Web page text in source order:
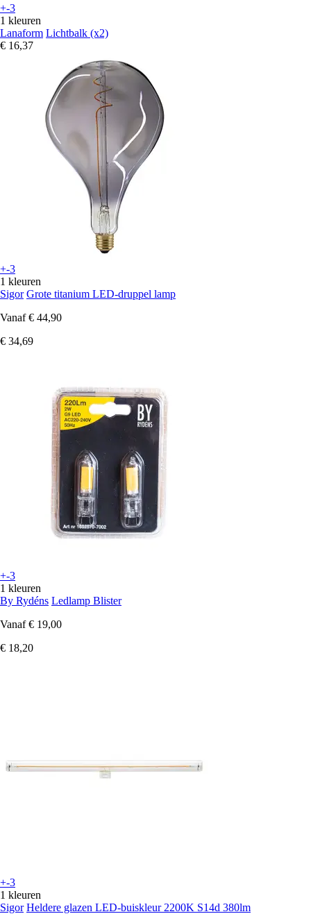
+-3
1 kleuren
Lanaform Lichtbalk (x2)
€ 16,37
+-3
1 kleuren
Sigor Grote titanium LED-druppel lamp
Vanaf € 44,90
€ 34,69
+-3
1 kleuren
By Rydéns Ledlamp Blister
Vanaf € 19,00
€ 18,20
+-3
1 kleuren
Sigor Heldere glazen LED-buiskleur 2200K S14d 380lm